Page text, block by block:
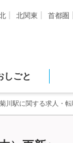
北関東 首都圏
しごと
川駅に関する求人・